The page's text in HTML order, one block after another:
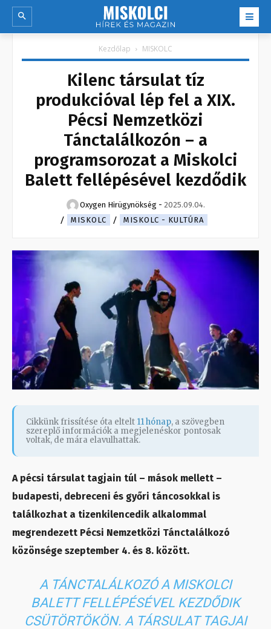
Kezdőlap MISKOLC
Kilenc társulat tíz
produkcióval lép fel a XIX.
Pécsi Nemzetközi
Tánctalálkozón – a
programsorozat a Miskolci
Balett fellépésével kezdődik
Oxygen Hirügynökség - 2025.09.04.
MISKOLC
MISKOLC - KULTÚRA
Cikkünk frissítése óta eltelt 11 hónap, a szövegben
szereplő információk a megjelenéskor pontosak
voltak, de mára elavulhattak.
A pécsi társulat tagjain túl – mások mellett –
budapesti, debreceni és győri táncosokkal is
találkozhat a tizenkilencedik alkalommal
megrendezett Pécsi Nemzetközi Tánctalálkozó
közönsége szeptember 4. és 8. között.
A TÁNCTALÁLKOZÓ A MISKOLCI
BALETT FELLÉPÉSÉVEL KEZDŐDIK
CSÜTÖRTÖKÖN. A TÁRSULAT TAGJAI